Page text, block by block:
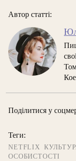
Автор статті:
Поділитися у
Теги:
NETFLIX
ОСОБИСТОСТІ